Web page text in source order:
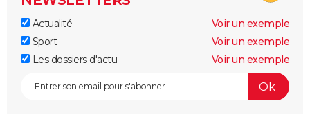
Actualité
Voir un exemple
Sport
Voir un exemple
Les dossiers d'actu
Voir un exemple